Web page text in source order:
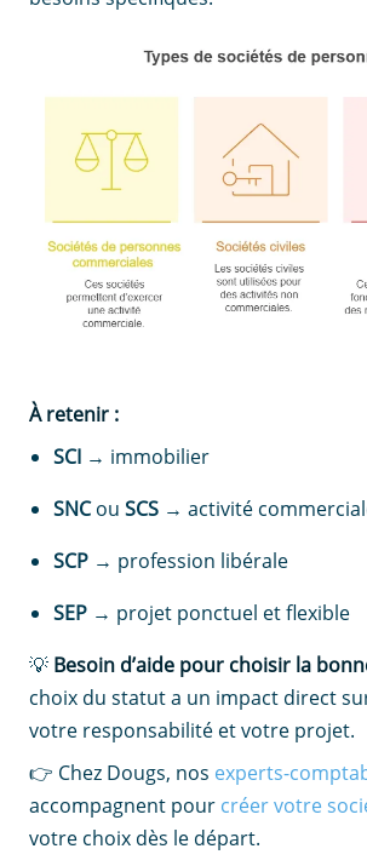
À retenir :
SCI → immobilier
SNCou SCS → activité
SCP → profession libérale
SEP → projet ponctuel et flexible
💡 Besoin d’aide pour choisir la
choix du statut a un impact direct
votre responsabilité et votre projet.
👉 Chez Dougs, nos experts-
accompagnent pour créer votre
votre choix dès le départ.